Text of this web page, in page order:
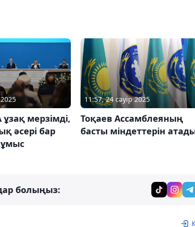
мерзімді,
әсері бар
11:57, 24 сәуір 2025
Тоқаев Ассамблеяның
басты міндеттерін
болыңыз: